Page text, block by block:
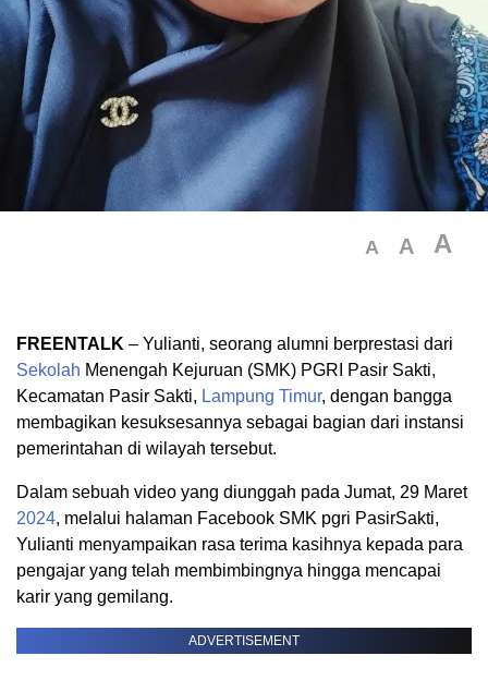
A A A
FREENTALK – Yulianti, seorang alumni berprestasi dari
Sekolah Menengah Kejuruan (SMK) PGRI Pasir Sakti,
Kecamatan Pasir Sakti, Lampung Timur, dengan bangga
membagikan kesuksesannya sebagai bagian dari instansi
pemerintahan di wilayah tersebut.
Dalam sebuah video yang diunggah pada Jumat, 29 Maret
2024, melalui halaman Facebook SMK pgri PasirSakti,
Yulianti menyampaikan rasa terima kasihnya kepada para
pengajar yang telah membimbingnya hingga mencapai
karir yang gemilang.
ADVERTISEMENT